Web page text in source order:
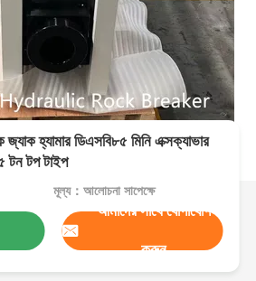
হ্যামার ডিএসবি৮৫ মিনি এক্সক্যাভার
টন টপ টাইপ
মূল্য：আলোচনা সাপেক্ষে
আমাদের সাথে যোগাযোগ
করুন